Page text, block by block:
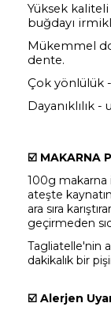
Yüksek
buğdayı
Mükemmel
dente.
Çok yönlülük
Dayanıklılık
☑️ MAKARNA
100g makarna
ateşte
ara sıra
geçirmeden
Tagliatelle'nin
dakikalık bir
☑️ Alerjen